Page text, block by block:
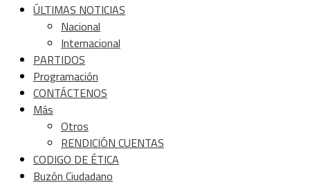
ÚLTIMAS NOTICIAS
Nacional
Internacional
PARTIDOS
Programación
CONTÁCTENOS
Más
Otros
RENDICIÓN CUENTAS
CODIGO DE ÉTICA
Buzón Ciudadano